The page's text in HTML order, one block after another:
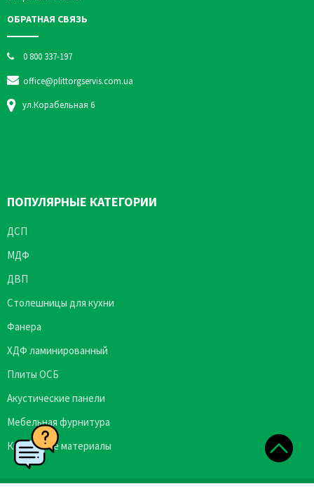
ОБРАТНАЯ СВЯЗЬ
0 800 337-197
office@plittorgservis.com.ua
ул.Корабельная 6
ПОПУЛЯРНЫЕ КАТЕГОРИИ
ДСП
МДФ
ДВП
Столешницы для кухни
Фанера
ХДФ ламинированный
Плиты ОСБ
Акустические панели
Мебельная фурнитура
Кромочные материалы